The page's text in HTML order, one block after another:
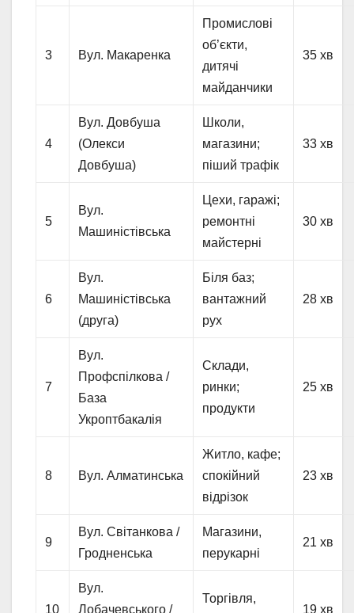
3 Вул. Макаренка
Промислові
об’єкти,
дитячі
майданчики
35 хв
4
Вул. Довбуша
(Олекси
Довбуша)
Школи,
магазини;
піший трафік
33 хв
5
Вул.
Машиністівська
Цехи, гаражі;
ремонтні
майстерні
30 хв
6
Вул.
Машиністівська
(друга)
Біля баз;
вантажний
рух
28 хв
7
Вул.
Профспілкова /
База
Укроптбакалія
Склади,
ринки;
продукти
25 хв
8 Вул. Алматинська
Житло, кафе;
спокійний
відрізок
23 хв
9
Вул. Світанкова /
Гродненська
Магазини,
перукарні
21 хв
10
Вул.
Лобачевського /
Торгівля,
19 хв